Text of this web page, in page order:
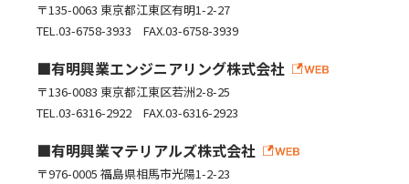
〒135-0063 東京都江東区有明1-2-27
TEL.03-6758-3933 FAX.03-6758-3939
有明興業エンジニアリング株式会社
〒136-0083 東京都江東区若洲2-8-25
TEL.03-6316-2922 FAX.03-6316-2923
有明興業マテリアルズ株式会社
〒976-0005 福島県相馬市光陽1-2-23